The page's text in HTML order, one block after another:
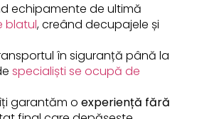
echipamente de ultimă
blatul, creând decupajele și
în siguranță până la
specialiști se ocupă de
garantăm o experiență fără